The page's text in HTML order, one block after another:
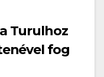
Turulhoz
fog